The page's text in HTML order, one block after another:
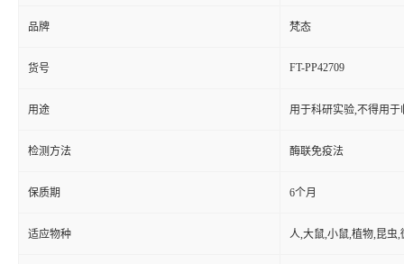
品牌 梵态
货号 FT-PP42709
用途 用于科研实验,不得用于
检测方法 酶联免疫法
保质期 6个月
适应物种 人,大鼠,小鼠,植物,昆虫,